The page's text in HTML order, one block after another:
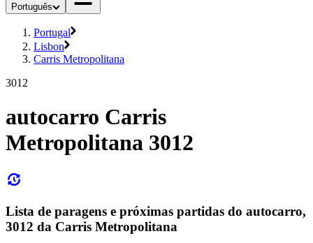
Português
Portugal
Lisbon
Carris Metropolitana
3012
autocarro Carris
Metropolitana 3012
Lista de paragens e próximas partidas do autocarro,
3012 da Carris Metropolitana